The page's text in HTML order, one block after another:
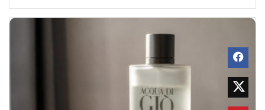
mémoires longtemps après que vous ...